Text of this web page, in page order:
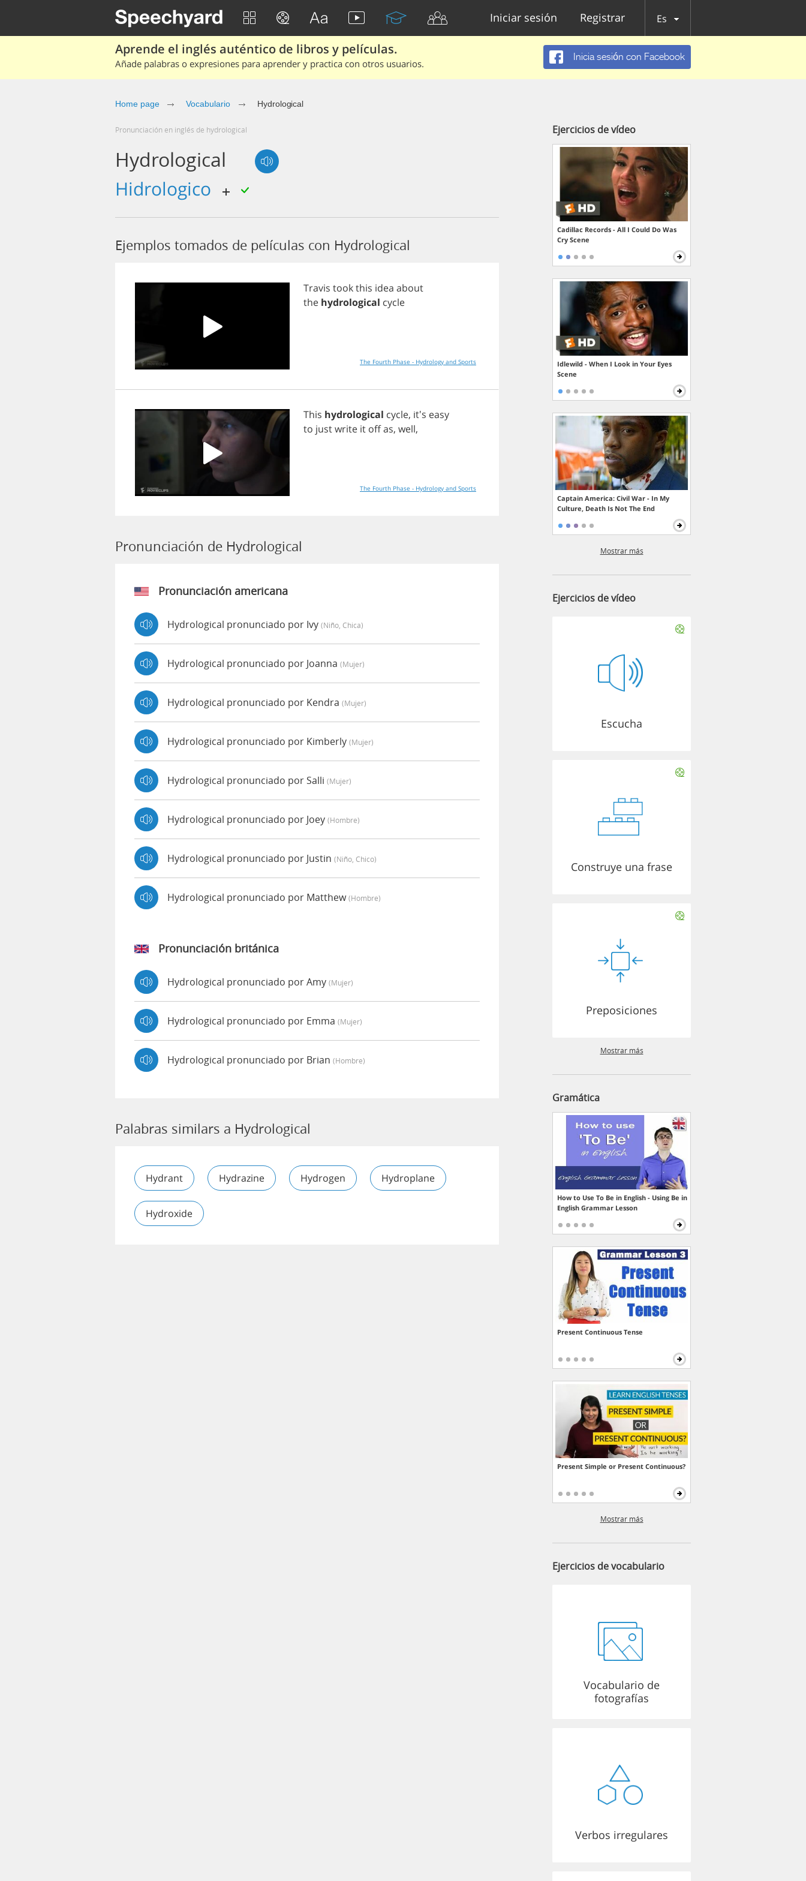
Iniciar sesión Registrar Es
Aprende el inglés auténtico de libros y películas.
Añade palabras o expresiones para aprender y practica con otros usuarios.
Inicia sesión con Facebook
Home page Vocabulario Hydrological
Pronunciación en inglés de hydrological
Hydrological
hidrologico
Ejemplos tomados de películas con Hydrological
Travis tookthis idea about
the hydrological cycle
The Fourth Phase - Hydrology and Sports
This hydrological cycle, it's easy
to justwrite it offas, well,
The Fourth Phase - Hydrology and Sports
Pronunciación de Hydrological
Pronunciación americana
Hydrological pronunciado por Ivy (niño, Chica)
Hydrological pronunciado por Joanna (mujer)
Hydrological pronunciado por Kendra (mujer)
Hydrological pronunciado por Kimberly (mujer)
Hydrological pronunciado por Salli (mujer)
Hydrological pronunciado por Joey (hombre)
Hydrological pronunciado por Justin (niño, Chico)
Hydrological pronunciado por Matthew(hombre)
Pronunciación británica
Hydrological pronunciado por Amy (mujer)
Hydrological pronunciado por Emma (mujer)
Hydrological pronunciado por Brian (hombre)
Palabras similars a Hydrological
Hydrant Hydrazine Hydrogen Hydroplane
Hydroxide
Ejercicios de vídeo
Cadillac Records - All I Could Do Was
Cry Scene
Idlewild - When I Look in Your Eyes
Scene
Captain America: Civil War - In My
Culture, Death Is Not The End
Mostrar más
Ejercicios de vídeo
Escucha
Construye una frase
Preposiciones
Mostrar más
Gramática
How to Use To Be in English - Using Be in
English Grammar Lesson
Present Continuous Tense
Present Simple or Present Continuous?
Mostrar más
Ejercicios de vocabulario
Vocabulario de
fotografías
Verbos irregulares